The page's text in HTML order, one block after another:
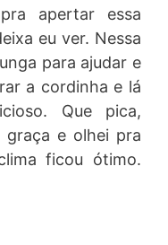
apertar essa
eu ver. Nessa
para ajudar e
a cordinha e lá
Que pica,
graça e olhei pra
ficou ótimo.